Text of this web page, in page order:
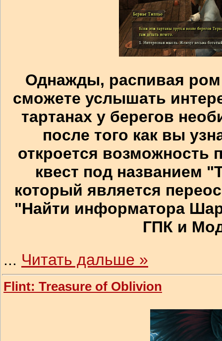
Однажды, распивая ром
сможете услышать
тартанах у берегов
после того как вы
откроется возможность
квест под названием
который является
"Найти информатора
ГПК и
... Читать дальше »
Flint: Treasure of Oblivion